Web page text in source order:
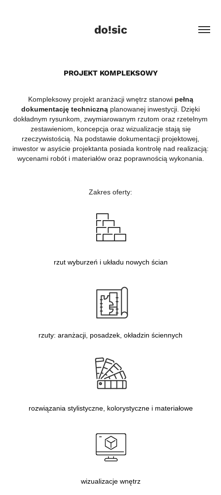
do!sic
PROJEKT KOMPLEKSOWY
Kompleksowy projekt aranżacji wnętrz stanowi pełną
dokumentację techniczną planowanej inwestycji. Dzięki
dokładnym rysunkom, zwymiarowanym rzutom oraz rzetelnym
zestawieniom, koncepcja oraz wizualizacje stają się
rzeczywistością. Na podstawie dokumentacji projektowej,
inwestor w asyście projektanta posiada kontrolę nad realizacją:
wycenami robót i materiałów oraz poprawnością wykonania.
Zakres oferty:
rzut wyburzeń i układu nowych ścian
rzuty: aranżacji, posadzek, okładzin ściennych
rozwiązania stylistyczne, kolorystyczne i materiałowe
wizualizacje wnętrz